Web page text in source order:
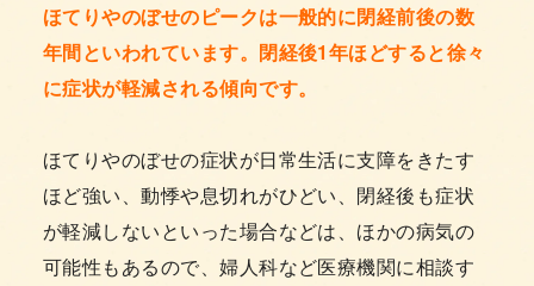
ほてりやのぼせのピークは一般的に閉経前後の数
年間といわれています。閉経後1年ほどすると徐々
に症状が軽減される傾向です。
ほてりやのぼせの症状が日常生活に支障をきたす
ほど強い、動悸や息切れがひどい、閉経後も症状
が軽減しないといった場合などは、ほかの病気の
可能性もあるので、婦人科など医療機関に相談す